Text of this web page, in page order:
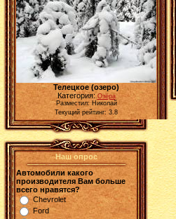
Телецкое (озеро)
Категория:Озёра
Разместил: Николай
Текущий рейтинг: 3.8
Наш опрос
Автомобили какого
производителя Вам больше
всего нравятся?
Chevrolet
Ford